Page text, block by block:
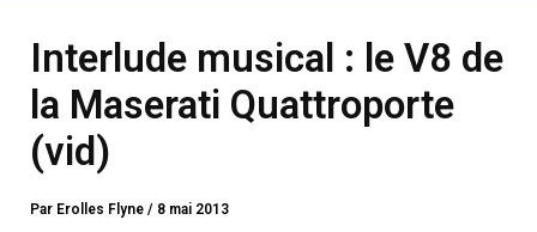
Interlude musical : le V8 de
la Maserati Quattroporte
(vid)
Par Erolles Flyne/ 8 mai 2013